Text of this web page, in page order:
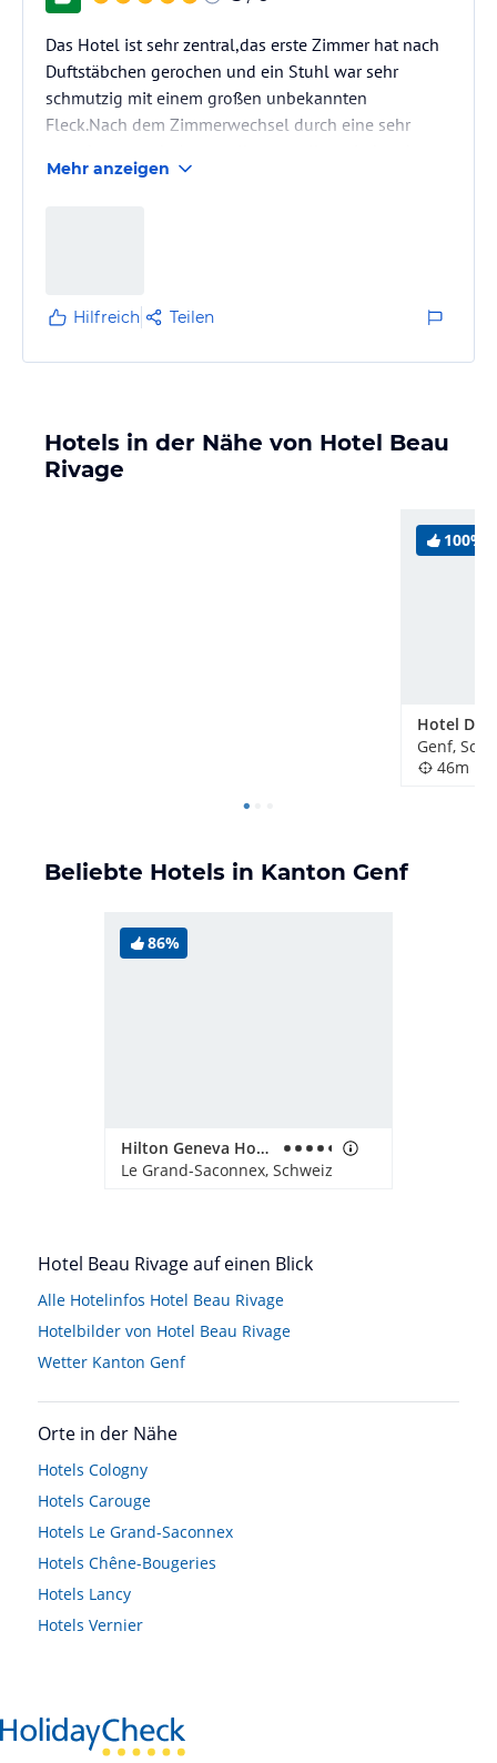
Das Hotel ist sehr zentral,das erste Zimmer hat nach
Duftstäbchen gerochen und ein Stuhl war sehr
schmutzig mit einem großen unbekannten
Fleck.Nach dem Zimmerwechsel durch eine sehr
was leider mit der bereits geöffneten und
irgendwann vor Jahren,ist aber direkt am Genfer…
Mehr anzeigen
Hilfreich Teilen
Hotels in der Nähe von Hotel Beau
Rivage
100%
Hotel
Genf,
46m
Beliebte Hotels in Kanton Genf
86%
Hilton Geneva Hotel & Conference Centre
Le Grand-Saconnex, Schweiz
Hotel Beau Rivage auf einen Blick
Alle Hotelinfos Hotel Beau Rivage
Hotelbilder von Hotel Beau Rivage
Wetter Kanton Genf
Orte in der Nähe
Hotels Cologny
Hotels Carouge
Hotels Le Grand-Saconnex
Hotels Chêne-Bougeries
Hotels Lancy
Hotels Vernier